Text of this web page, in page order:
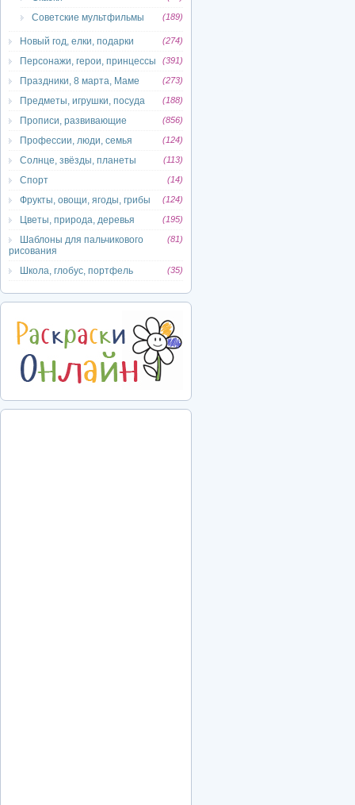
Советские мультфильмы (189)
Новый год, елки, подарки (274)
Персонажи, герои, принцессы (391)
Праздники, 8 марта, Маме (273)
Предметы, игрушки, посуда (188)
Прописи, развивающие (856)
Профессии, люди, семья (124)
Солнце, звёзды, планеты (113)
Спорт (14)
Фрукты, овощи, ягоды, грибы (124)
Цветы, природа, деревья (195)
Шаблоны для пальчикового
рисования
(81)
Школа, глобус, портфель (35)